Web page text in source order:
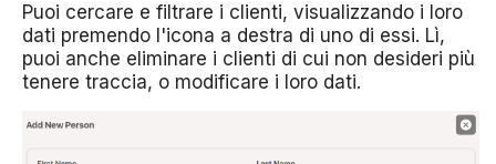
Puoi cercare e filtrare i clienti, visualizzando i loro
dati premendo l'icona a destra di uno di essi. Lì,
puoi anche eliminare i clienti di cui non desideri più
tenere traccia, o modificare i loro dati.